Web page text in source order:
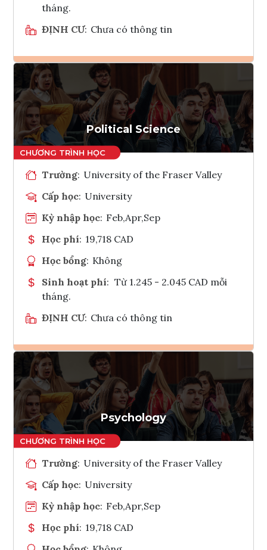
tháng.
ĐỊNH CƯ: Chưa có thông tin
Ghi danh
Tham vấn Interlink
Political Science
Trường: University of the Fraser Valley
Cấp học: University
Kỳ nhập học: Feb,Apr,Sep
Học phí: 19,718 CAD
Học bổng: Không
Sinh hoạt phí: Từ 1.245 - 2.045 CAD mỗi
tháng.
ĐỊNH CƯ: Chưa có thông tin
Ghi danh
Tham vấn Interlink
Psychology
Trường: University of the Fraser Valley
Cấp học: University
Kỳ nhập học: Feb,Apr,Sep
Học phí: 19,718 CAD